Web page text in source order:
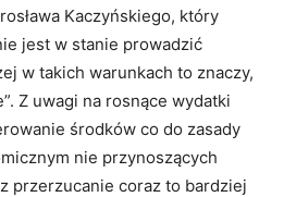
Kaczyńskiego, który
jest w stanie prowadzić
w takich warunkach to znaczy,
Z uwagi na rosnące wydatki
środków co do zasady
nie przynoszących
przerzucanie coraz to bardziej